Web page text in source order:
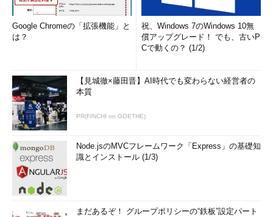
Google Chromeの「拡張機能」と
は？
祝、Windows 7のWindows 10無
償アップグレード！ でも、古いP
Cで動くの？ (1/2)
【見城徹×藤田晋】AI時代でも変わらない経営者の
本質
PR(FINCHI on GOETHE)
Node.jsのMVCフレームワーク「Express」の基礎知
識とインストール (1/3)
まだあるぞ！ グループポリシーの“鉄板”設定パート